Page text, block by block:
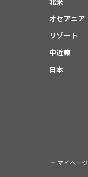
オセアニア
リゾート
中近東
日本
マイページ